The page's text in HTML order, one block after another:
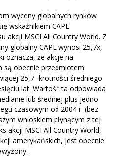
wyceny globalnych rynków
wskaźnikiem CAPE
akcji MSCI All Country World. Z
globalny CAPE wynosi 25,7x,
oznacza, że akcje na
są obecnie przedmiotem
25,7- krotności średniego
lat. Wartość ta odpowiada
lub średniej plus jedno
czasowym od 2004 r. (bez
wnioskiem płynącym z tej
akcji MSCI All Country World,
amerykańskich, jest obecnie